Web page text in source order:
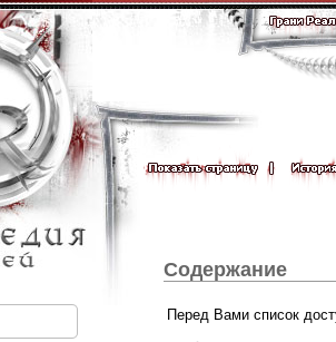
Содержание
Перед Вами список